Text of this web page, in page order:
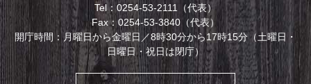
Tel：0254-53-2111（代表）
Fax：0254-53-3840（代表）
開庁時間：月曜日から金曜日／8時30分から17時15分（土曜日・
日曜日・祝日は閉庁）